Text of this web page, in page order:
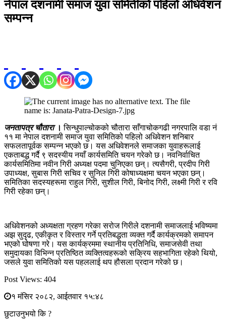
नेपाल दशनामी समाज युवा समितीको पहिलो अधिवेशन
सम्पन्न
जनतापत्र चौतारा । सिन्धुपाल्चोकको चौतारा साँगाचोकगढी नगरपालि वडा नं
११ मा नेपाल दशनामी समाज युवा समितिको पहिलो अधिवेशन शनिबार
सफलतापूर्वक सम्पन्न भएको छ। यस अधिवेशनले समाजका युवाहरूलाई
एकताबद्ध गर्दै ९ सदस्यीय नयाँ कार्यसमिति चयन गरेको छ। नवनिर्वाचित
कार्यसमितिमा नवीन गिरी अध्यक्ष पदमा चुनिएका छन्। त्यसैगरी, प्रदीप गिरी
उपाध्यक्ष, सुबास गिरी सचिव र सुनिल गिरी कोषाध्यक्षमा चयन भएका छन्।
समितिका सदस्यहरूमा राहुल गिरी, सुशील गिरी, बिनोद गिरी, लक्ष्मी गिरी र रवि
गिरी रहेका छन्।
अधिवेशनको अध्यक्षता ग्रहण गरेका सरोज गिरीले दशनामी समाजलाई भविष्यमा
अझ सुदृढ, एकीकृत र विस्तार गर्ने प्रतिबद्धता व्यक्त गर्दै कार्यक्रमको समापन
भएको घोषणा गरे। यस कार्यक्रममा स्थानीय प्रतिनिधि, समाजसेवी तथा
समुदायका विभिन्न प्रतिष्ठित व्यक्तित्वहरूको सक्रिय सहभागिता रहेको थियो,
जसले युवा समितिको यस पहललाई थप हौसला प्रदान गरेको छ।
Post Views: 404
१ मंसिर २०८२, आईतवार १५:४८
छुटाउनुभयो कि ?